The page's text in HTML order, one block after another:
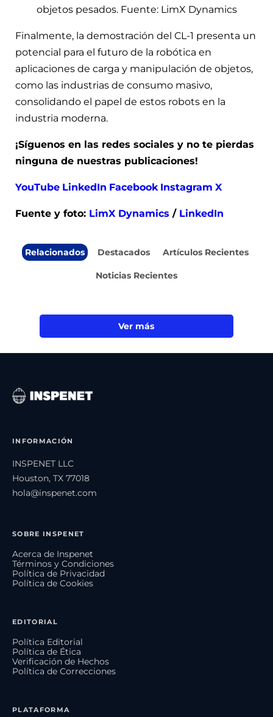
objetos pesados. Fuente: LimX Dynamics
Finalmente, la demostración del CL-1 presenta un
potencial para el futuro de la robótica en
aplicaciones de carga y manipulación de objetos,
como las industrias de consumo masivo,
consolidando el papel de estos robots en la
industria moderna.
¡Síguenos en las redes sociales y no te pierdas
ninguna de nuestras publicaciones!
YouTube LinkedIn Facebook Instagram X
Fuente y foto: LimX Dynamics / LinkedIn
Relacionados Destacados Artículos Recientes
Noticias Recientes
Ver más
INFORMACIÓN
INSPENET LLC
Houston, TX 77018
hola@inspenet.com
SOBRE INSPENET
Acerca de Inspenet
Términos y Condiciones
Política de Privacidad
Política de Cookies
EDITORIAL
Política Editorial
Política de Ética
Verificación de Hechos
Política de Correcciones
PLATAFORMA